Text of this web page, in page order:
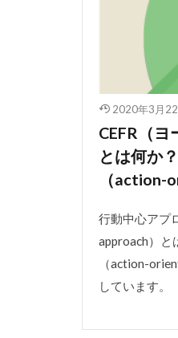
2020年3月
CEFR（ヨ
とは何か
（action-
行動中心アプ
approach）と
（action-
しています